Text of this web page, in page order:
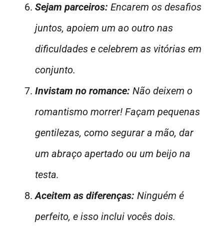
Sejam parceiros: Encarem os desafios
juntos, apoiem um ao outro nas
dificuldades e celebrem as vitórias em
conjunto.
Invistam no romance: Não deixem o
romantismo morrer! Façam pequenas
gentilezas, como segurar a mão, dar
um abraço apertado ou um beijo na
testa.
Aceitem as diferenças: Ninguém é
perfeito, e isso inclui vocês dois.